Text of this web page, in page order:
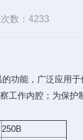
数：4233
功能，广泛应用
工作内腔；为保
250B